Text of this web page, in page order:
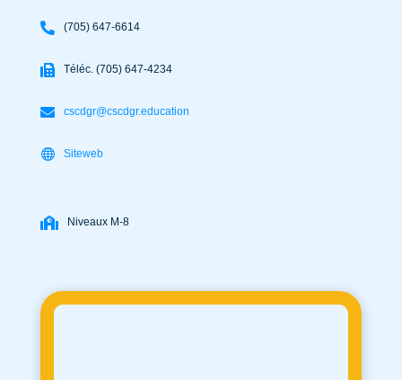
(705) 647-6614
Téléc. (705) 647-4234
cscdgr@cscdgr.education
Siteweb
Niveaux M-8